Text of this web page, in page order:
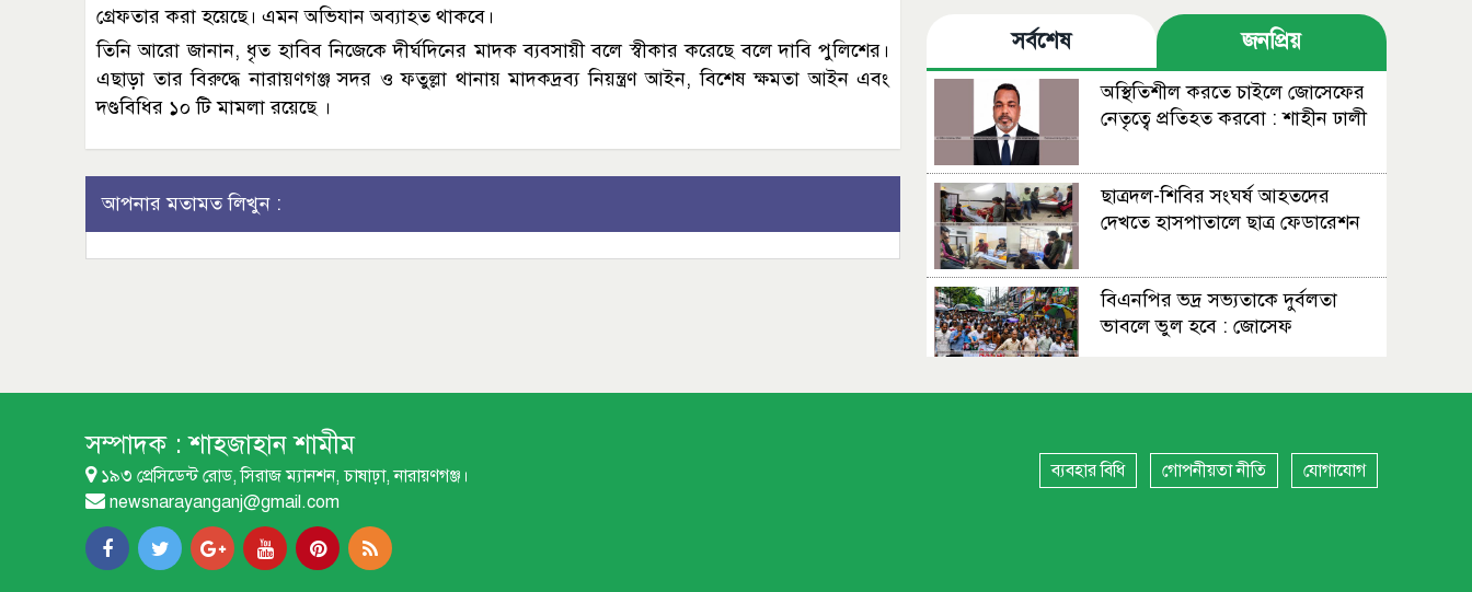
গ্রেফতার করা হয়েছে। এমন অভিযান অব্যাহত থাকবে।
তিনি আরো জানান, ধৃত হাবিব নিজেকে দীর্ঘদিনের মাদক ব্যবসায়ী বলে স্বীকার করেছে বলে দাবি পুলিশের।
এছাড়া তার বিরুদ্ধে নারায়ণগঞ্জ সদর ও ফতুল্লা থানায় মাদকদ্রব্য নিয়ন্ত্রণ আইন, বিশেষ ক্ষমতা আইন এবং
দণ্ডবিধির ১০ টি মামলা রয়েছে ।
আপনার মতামত লিখুন :
সর্বশেষ জনপ্রিয়
অস্থিতিশীল করতে চাইলে জোসেফের
নেতৃত্বে প্রতিহত করবো : শাহীন ঢালী
ছাত্রদল-শিবির সংঘর্ষ আহতদের
দেখতে হাসপাতালে ছাত্র ফেডারেশন
বিএনপির ভদ্র সভ্যতাকে দুর্বলতা
ভাবলে ভুল হবে : জোসেফ
সম্পাদক :শাহজাহান শামীম
১৯৩ প্রেসিডেন্ট রোড, সিরাজ ম্যানশন, চাষাঢ়া, নারায়ণগঞ্জ।
newsnarayanganj@gmail.com
ব্যবহার বিধি গোপনীয়তা নীতি যোগাযোগ